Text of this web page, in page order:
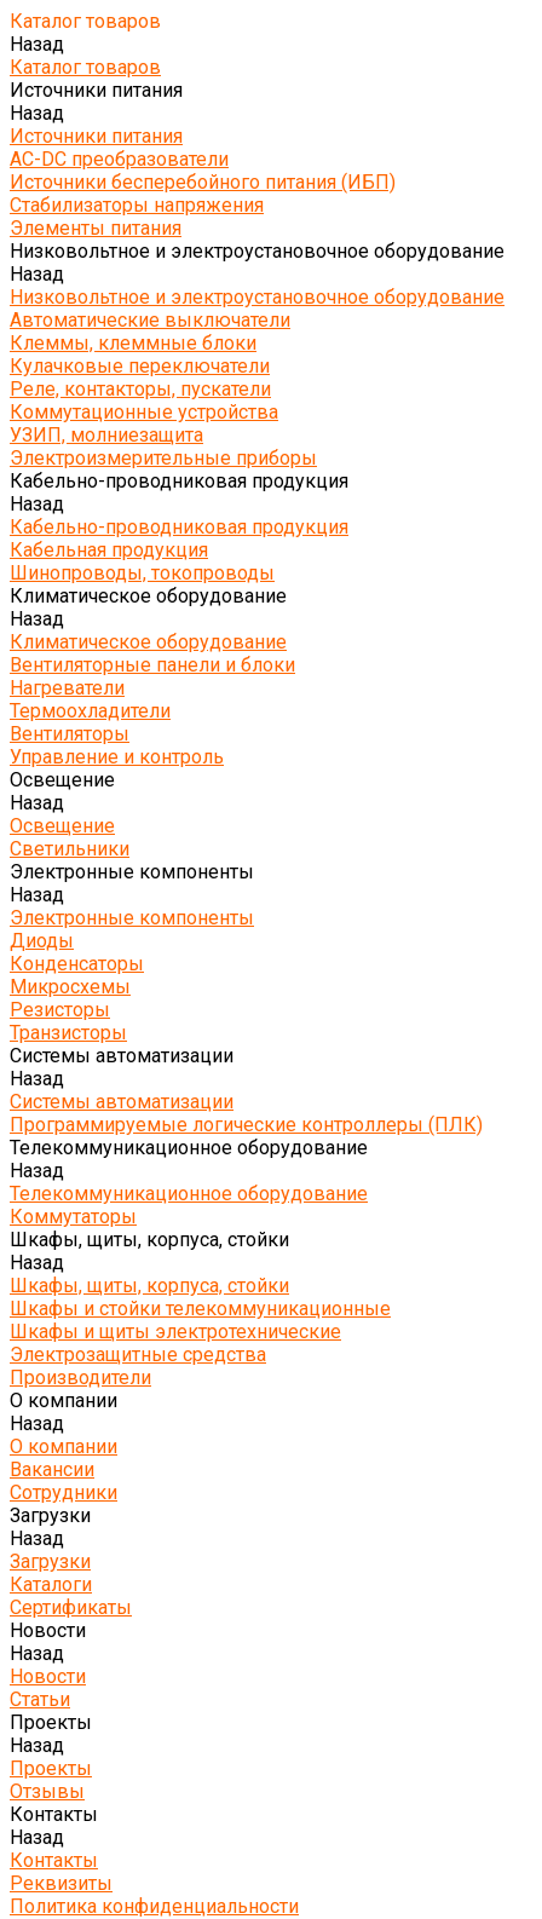
Каталог товаров
Назад
Каталог товаров
Источники питания
Назад
Источники питания
AC-DC преобразователи
Источники бесперебойного питания (ИБП)
Стабилизаторы напряжения
Элементы питания
Низковольтное и электроустановочное оборудование
Назад
Низковольтное и электроустановочное оборудование
Автоматические выключатели
Клеммы, клеммные блоки
Кулачковые переключатели
Реле, контакторы, пускатели
Коммутационные устройства
УЗИП, молниезащита
Электроизмерительные приборы
Кабельно-проводниковая продукция
Назад
Кабельно-проводниковая продукция
Кабельная продукция
Шинопроводы, токопроводы
Климатическое оборудование
Назад
Климатическое оборудование
Вентиляторные панели и блоки
Нагреватели
Термоохладители
Вентиляторы
Управление и контроль
Освещение
Назад
Освещение
Светильники
Электронные компоненты
Назад
Электронные компоненты
Диоды
Конденсаторы
Микросхемы
Резисторы
Транзисторы
Системы автоматизации
Назад
Системы автоматизации
Программируемые логические контроллеры (ПЛК)
Телекоммуникационное оборудование
Назад
Телекоммуникационное оборудование
Коммутаторы
Шкафы, щиты, корпуса, стойки
Назад
Шкафы, щиты, корпуса, стойки
Шкафы и стойки телекоммуникационные
Шкафы и щиты электротехнические
Электрозащитные средства
Производители
О компании
Назад
О компании
Вакансии
Сотрудники
Загрузки
Назад
Загрузки
Каталоги
Сертификаты
Новости
Назад
Новости
Статьи
Проекты
Назад
Проекты
Отзывы
Контакты
Назад
Контакты
Реквизиты
Политика конфиденциальности